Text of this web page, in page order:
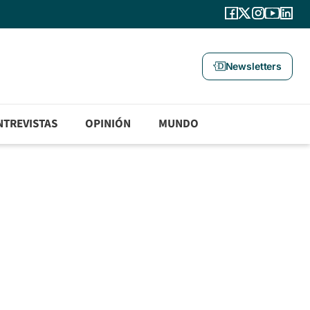
Newsletters
OPINIÓN MUNDO